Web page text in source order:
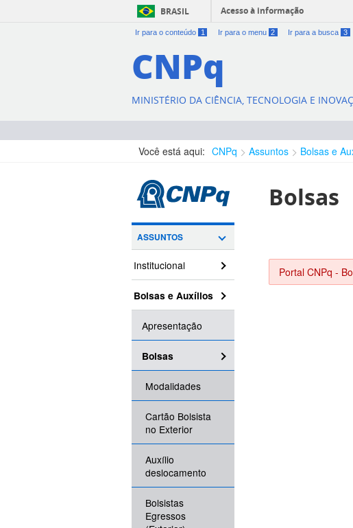
BRASIL Acesso à informação
Ir para o conteúdo 1 Ir para o menu 2 Ir para a busca 3
CNPq
MINISTÉRIO DA CIÊNCIA, TECNOLOGIA E
Você está aqui: CNPq Assuntos Bolsas e
ASSUNTOS
Institucional
Bolsas e Auxílios
Apresentação
Bolsas
Modalidades
Cartão Bolsista
no Exterior
Auxílio
deslocamento
Bolsistas
Egressos
Bolsas
Portal CNPq -